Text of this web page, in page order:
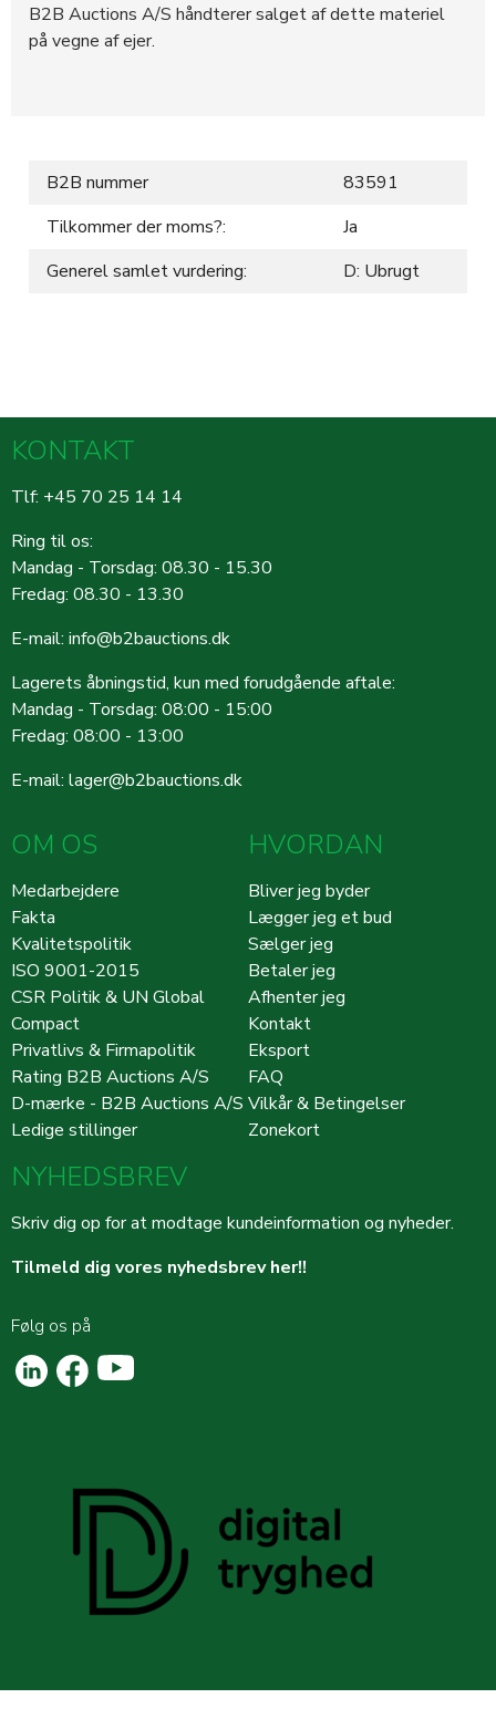
B2B Auctions A/S håndterer salget af dette materiel
på vegne af ejer.
B2B nummer
83591
Tilkommer der moms?:
Ja
Generel samlet vurdering:
D: Ubrugt
KONTAKT
Tlf: +45 70 25 14 14
Ring til os:
Mandag - Torsdag: 08.30 - 15.30
Fredag: 08.30 - 13.30
E-mail: info@b2bauctions.dk
Lagerets åbningstid, kun med forudgående aftale:
Mandag - Torsdag: 08:00 - 15:00
Fredag: 08:00 - 13:00
E-mail: lager@b2bauctions.dk
OM OS
Medarbejdere
Fakta
Kvalitetspolitik
ISO 9001-2015
CSR Politik & UN Global
Compact
Privatlivs & Firmapolitik
Rating B2B Auctions A/S
D-mærke - B2B Auctions A/S
Ledige stillinger
HVORDAN
Bliver jeg byder
Lægger jeg et bud
Sælger jeg
Betaler jeg
Afhenter jeg
Kontakt
Eksport
FAQ
Vilkår & Betingelser
Zonekort
NYHEDSBREV
Skriv dig op for at modtage kundeinformation og nyheder.
Tilmeld dig vores nyhedsbrev her!!
Følg os på